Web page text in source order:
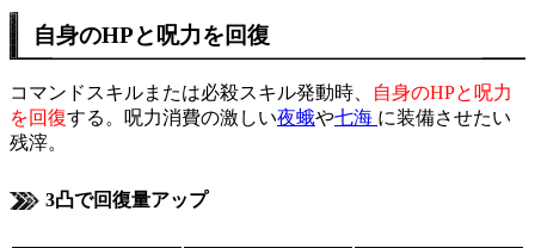
自身のHPと呪力を回復
コマンドスキルまたは必殺スキル発動時、
自身のHPと呪力
を回復する。呪力消費の激しい夜蛾や七海 に装備させたい
残滓。
3凸で回復量アップ